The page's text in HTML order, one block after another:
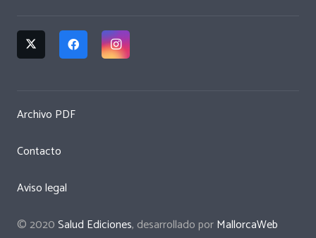
Archivo PDF
Contacto
Aviso legal
© 2020Salud Ediciones, desarrollado porMallorcaWeb